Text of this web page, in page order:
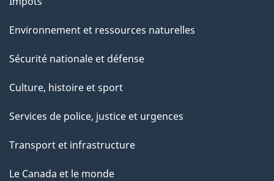
Environnement et ressources naturelles
Sécurité nationale et défense
Culture, histoire et sport
Services de police, justice et urgences
Transport et infrastructure
Le Canada et le monde